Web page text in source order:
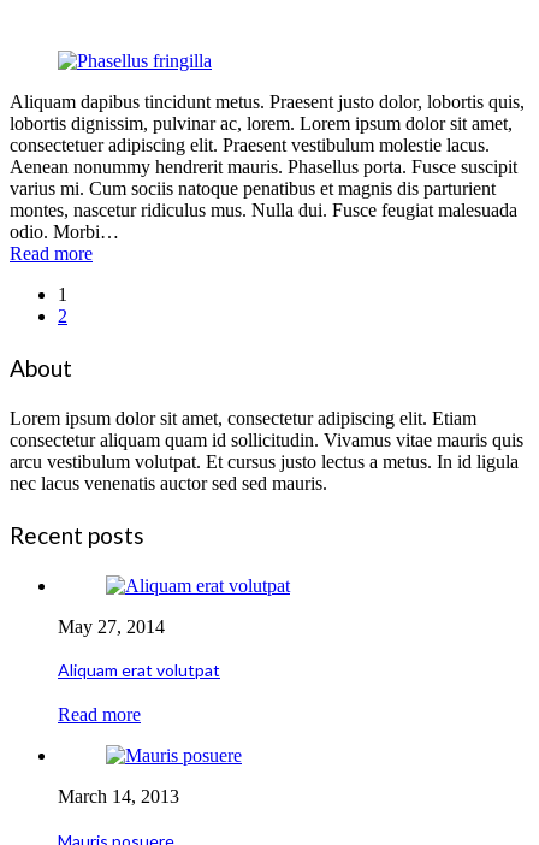
Aliquam dapibus tincidunt metus. Praesent justo dolor, lobortis quis,
lobortis dignissim, pulvinar ac, lorem. Lorem ipsum dolor sit amet,
consectetuer adipiscing elit. Praesent vestibulum molestie lacus.
Aenean nonummy hendrerit mauris. Phasellus porta. Fusce suscipit
varius mi. Cum sociis natoque penatibus et magnis dis parturient
montes, nascetur ridiculus mus. Nulla dui. Fusce feugiat malesuada
odio. Morbi…
Read more
1
2
About
Lorem ipsum dolor sit amet, consectetur adipiscing elit. Etiam
consectetur aliquam quam id sollicitudin. Vivamus vitae mauris quis
arcu vestibulum volutpat. Et cursus justo lectus a metus. In id ligula
nec lacus venenatis auctor sed sed mauris.
Recent posts
May 27, 2014
Aliquam erat volutpat
Read more
March 14, 2013
Mauris posuere